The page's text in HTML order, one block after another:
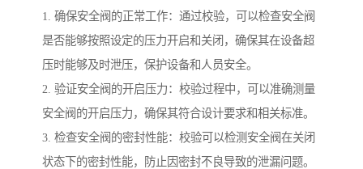
1. 确保安全阀的正常工作：通过校验，可以检查安全阀
是否能够按照设定的压力开启和关闭，确保其在设备超
压时能够及时泄压，保护设备和人员安全。
2. 验证安全阀的开启压力：校验过程中，可以准确测量
安全阀的开启压力，确保其符合设计要求和相关标准。
3. 检查安全阀的密封性能：校验可以检测安全阀在关闭
状态下的密封性能，防止因密封不良导致的泄漏问题。